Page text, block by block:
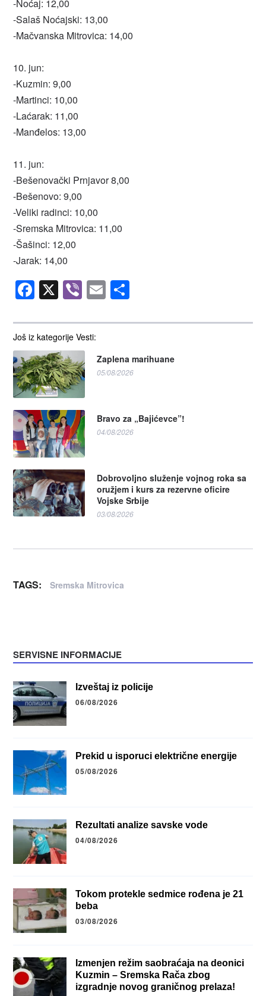
Još iz kategorije Vesti:
Zaplena marihuane
05/08/2026
Bravo za „Bajićevce”!
04/08/2026
Dobrovoljno služenje vojnog roka sa
oružjem i kurs za rezervne oficire
Vojske Srbije
03/08/2026
-Noćaj: 12,00
-Salaš Noćajski: 13,00
-Mačvanska Mitrovica: 14,00
10. jun:
-Kuzmin: 9,00
-Martinci: 10,00
-Laćarak: 11,00
-Manđelos: 13,00
11. jun:
-Bešenovački Prnjavor 8,00
-Bešenovo: 9,00
-Veliki radinci: 10,00
-Sremska Mitrovica: 11,00
-Šašinci: 12,00
-Jarak: 14,00
Facebook
X ViberEmail
TAGS: Sremska Mitrovica
SERVISNE INFORMACIJE
Izveštaj iz policije
06/08/2026
Prekid u isporuci električne energije
05/08/2026
Rezultati analize savske vode
04/08/2026
Tokom protekle sedmice rođena je 21
beba
03/08/2026
Izmenjen režim saobraćaja na deonici
Kuzmin – Sremska Rača zbog
izgradnje novog graničnog prelaza!